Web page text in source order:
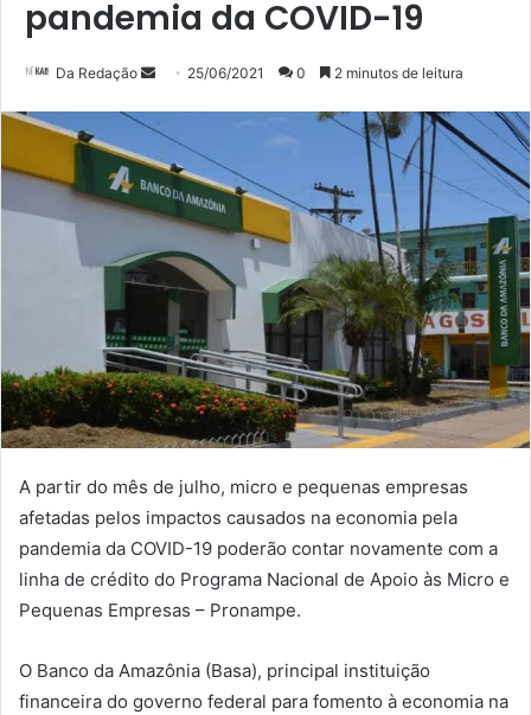
pandemia da COVID-19
Da Redação
Mande
e-
mail
25/06/2021 0 2 minutos de leitura
A partir do mês de julho, micro e pequenas empresas
afetadas pelos impactos causados na economia pela
pandemia da COVID-19 poderão contar novamente com a
linha de crédito do Programa Nacional de Apoio às Micro e
Pequenas Empresas – Pronampe.
O Banco da Amazônia (Basa), principal instituição
financeira do governo federal para fomento à economia na